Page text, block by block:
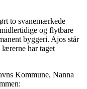
to svanemærkede
og flytbare
byggeri. Ajos står
lærerne har taget
Kommune, Nanna